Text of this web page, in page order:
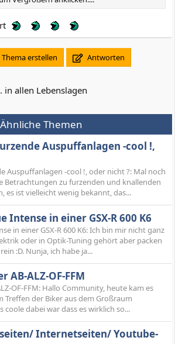
Thema erstellen Antworten
in allen Lebenslagen
Themen
Auspuffanlagen -cool !,
Auspuffanlagen -cool !, oder nicht ?: Mal noch
Betrachtungen zu furzenden und knallenden
es ist vielleicht wenig bekannt, das...
Intense in einer GSX-R 600 K6
in einer GSX-R 600 K6: Ich bin mir nicht ganz
oder in Optik-Tuning gehört aber packen
:D. Nunja, ich habe ja...
AB-ALZ-OF-FFM
OF-FFM: Hallo Community, heute kam es
Treffen der Biker aus dem Großraum
coole dabei war dass es wirklich so...
Internetseiten/ Youtube-